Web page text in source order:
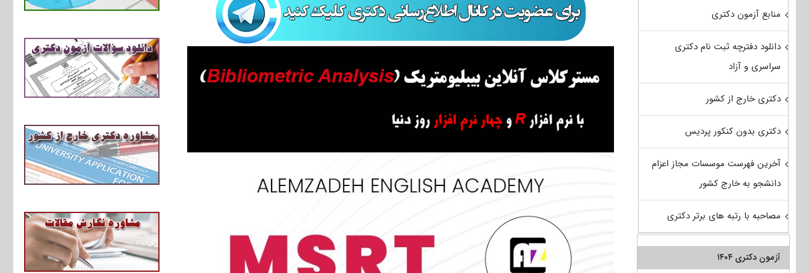
منابع آزمون دکتری
دانلود دفترچه ثبت نام دکتری
سراسری و آزاد
دکتری خارج از کشور
دکتری بدون کنکور پردیس
آخرین فهرست موسسات مجاز اعزام
دانشجو به خارج کشور
مصاحبه با رتبه های برتر دکتری
آزمون دکتری ۱۴۰۴